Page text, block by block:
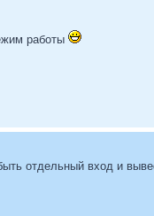
работы
отдельный вход и